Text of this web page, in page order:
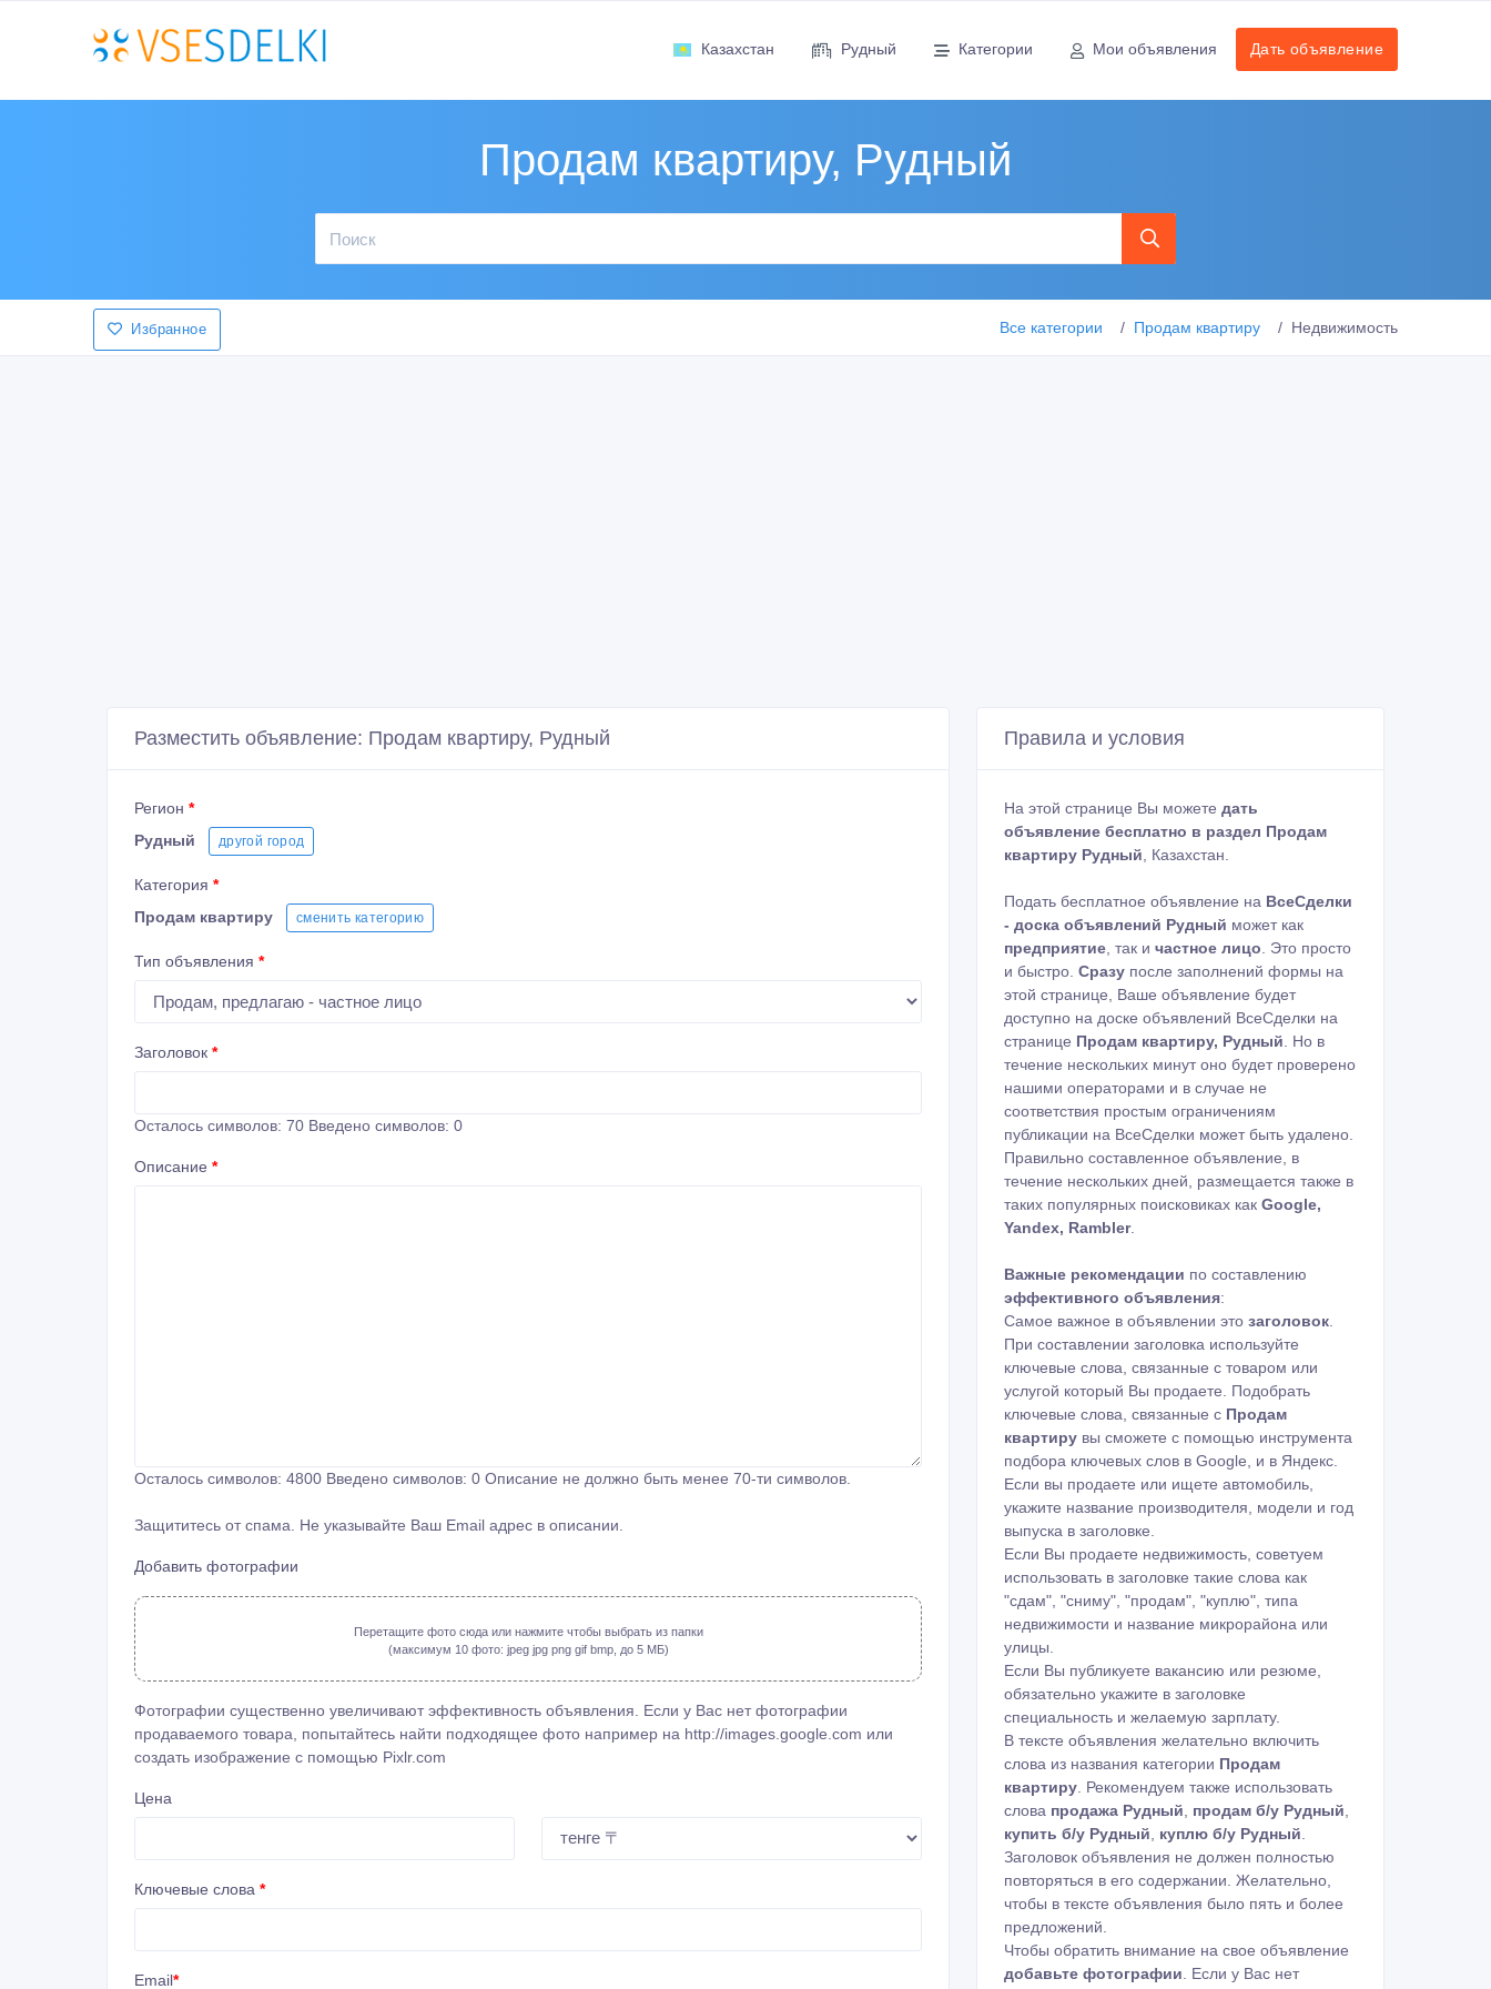
Казахстан Рудный Категории Мои объявления Дать объявление
Продам квартиру, Рудный
Избранное Все категории Продам квартиру Недвижимость
Разместить объявление: Продам квартиру, Рудный
Регион *
Рудный
другой город
Категория *
Продам квартиру
сменить категорию
Тип объявления *
Заголовок *
Осталось символов: 70 Введено символов: 0
Описание *
Осталось символов: 4800 Введено символов: 0 Описание не должно быть менее 70-ти символов.
Защититесь от спама. Не указывайте Ваш Email адрес в описании.
Добавить фотографии
Перетащите фото сюда или нажмите чтобы выбрать из папки
(максимум 10 фото: jpeg jpg png gif bmp, до 5 МБ)
Фотографии существенно увеличивают эффективность объявления. Если у Вас нет фотографии
продаваемого товара, попытайтесь найти подходящее фото например на http://images.google.com или
создать изображение с помощью Pixlr.com
Цена
Ключевые слова *
Email*
Правила и условия
На этой странице Вы можете дать
объявление бесплатно в раздел Продам
квартиру Рудный, Казахстан.
Подать бесплатное объявление на ВсеСделки
- доска объявлений Рудный может как
предприятие, так и частное лицо. Это просто
и быстро. Сразу после заполнений формы на
этой странице, Ваше объявление будет
доступно на доске объявлений ВсеСделки на
странице Продам квартиру, Рудный. Но в
течение нескольких минут оно будет проверено
нашими операторами и в случае не
соответствия простым ограничениям
публикации на ВсеСделки может быть удалено.
Правильно составленное объявление, в
течение нескольких дней, размещается также в
таких популярных поисковиках как Google,
Yandex, Rambler.
Важные рекомендации по составлению
эффективного объявления:
Самое важное в объявлении это заголовок.
При составлении заголовка используйте
ключевые слова, связанные с товаром или
услугой который Вы продаете. Подобрать
ключевые слова, связанные с Продам
квартиру вы сможете с помощью инструмента
подбора ключевых слов в Google, и в Яндекс.
Если вы продаете или ищете автомобиль,
укажите название производителя, модели и год
выпуска в заголовке.
Если Вы продаете недвижимость, советуем
использовать в заголовке такие слова как
"сдам", "сниму", "продам", "куплю", типа
недвижимости и название микрорайона или
улицы.
Если Вы публикуете вакансию или резюме,
обязательно укажите в заголовке
специальность и желаемую зарплату.
В тексте объявления желательно включить
слова из названия категории Продам
квартиру. Рекомендуем также использовать
слова продажа Рудный, продам б/у Рудный,
купить б/у Рудный, куплю б/у Рудный.
Заголовок объявления не должен полностью
повторяться в его содержании. Желательно,
чтобы в тексте объявления было пять и более
предложений.
Чтобы обратить внимание на свое объявление
добавьте фотографии. Если у Вас нет